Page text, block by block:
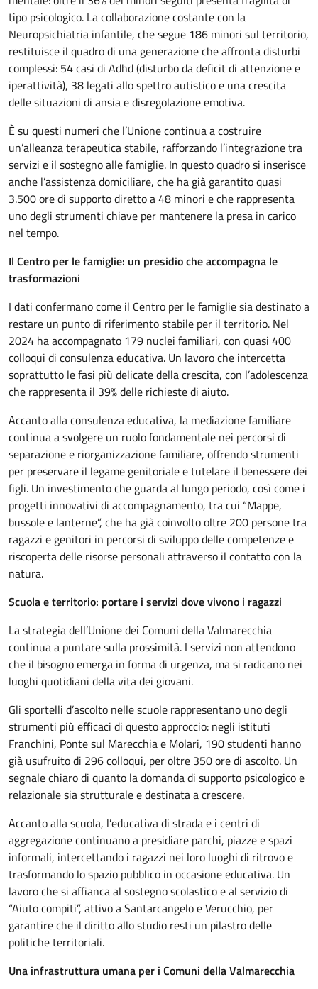
tipo psicologico. La collaborazione costante con la
Neuropsichiatria infantile, che segue 186 minori sul territorio,
restituisce il quadro di una generazione che affronta disturbi
complessi: 54 casi di Adhd (disturbo da deficit di attenzione e
iperattività), 38 legati allo spettro autistico e una crescita
delle situazioni di ansia e disregolazione emotiva.
È su questi numeri che l’Unione continua a costruire
un’alleanza terapeutica stabile, rafforzando l’integrazione tra
servizi e il sostegno alle famiglie. In questo quadro si inserisce
anche l’assistenza domiciliare, che ha già garantito quasi
3.500 ore di supporto diretto a 48 minori e che rappresenta
uno degli strumenti chiave per mantenere la presa in carico
nel tempo.
Il Centro per le famiglie: un presidio che accompagna le
trasformazioni
I dati confermano come il Centro per le famiglie sia destinato a
restare un punto di riferimento stabile per il territorio. Nel
2024 ha accompagnato 179 nuclei familiari, con quasi 400
colloqui di consulenza educativa. Un lavoro che intercetta
soprattutto le fasi più delicate della crescita, con l’adolescenza
che rappresenta il 39% delle richieste di aiuto.
Accanto alla consulenza educativa, la mediazione familiare
continua a svolgere un ruolo fondamentale nei percorsi di
separazione e riorganizzazione familiare, offrendo strumenti
per preservare il legame genitoriale e tutelare il benessere dei
figli. Un investimento che guarda al lungo periodo, così come i
progetti innovativi di accompagnamento, tra cui “Mappe,
bussole e lanterne”, che ha già coinvolto oltre 200 persone tra
ragazzi e genitori in percorsi di sviluppo delle competenze e
riscoperta delle risorse personali attraverso il contatto con la
natura.
Scuola e territorio: portare i servizi dove vivono i ragazzi
La strategia dell’Unione dei Comuni della Valmarecchia
continua a puntare sulla prossimità. I servizi non attendono
che il bisogno emerga in forma di urgenza, ma si radicano nei
luoghi quotidiani della vita dei giovani.
Gli sportelli d’ascolto nelle scuole rappresentano uno degli
strumenti più efficaci di questo approccio: negli istituti
Franchini, Ponte sul Marecchia e Molari, 190 studenti hanno
già usufruito di 296 colloqui, per oltre 350 ore di ascolto. Un
segnale chiaro di quanto la domanda di supporto psicologico e
relazionale sia strutturale e destinata a crescere.
Accanto alla scuola, l’educativa di strada e i centri di
aggregazione continuano a presidiare parchi, piazze e spazi
informali, intercettando i ragazzi nei loro luoghi di ritrovo e
trasformando lo spazio pubblico in occasione educativa. Un
lavoro che si affianca al sostegno scolastico e al servizio di
“Aiuto compiti”, attivo a Santarcangelo e Verucchio, per
garantire che il diritto allo studio resti un pilastro delle
politiche territoriali.
Una infrastruttura umana per i Comuni della Valmarecchia